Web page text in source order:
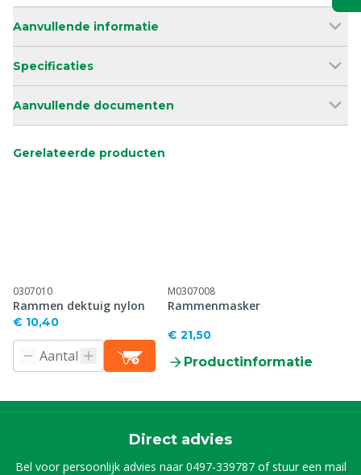
Aanvullende informatie
Specificaties
Aanvullende documenten
Gerelateerde producten
0307010
Rammen dektuig nylon
€ 10,40
M0307008
Rammenmasker
€ 21,50
Productinformatie
Direct advies
Bel voor persoonlijk advies naar0497-339787of stuur een mail